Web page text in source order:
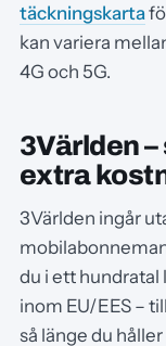
täckningskarta
kan variera
4G och 5G.
3Världen
extra
3Världen ingår
du i ett hundratal
inom EU/EES –
så länge du